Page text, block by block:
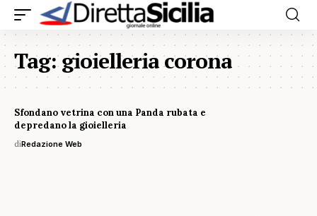
Tag:gioielleria corona
Sfondano vetrina con una Panda rubata e
depredano la gioielleria
diRedazione Web